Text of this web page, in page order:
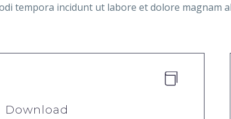
tempora incidunt ut labore et dolore magnam


Download